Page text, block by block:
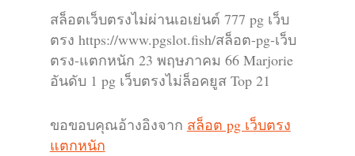
สล็อตเว็บตรงไม่ผ่านเอเย่นต์ 777 pg เว็บ
ตรง https://www.pgslot.fish/สล็อต-pg-เว็บ
ตรง-แตกหนัก 23 พฤษภาคม 66 Marjorie
อันดับ 1 pg เว็บตรงไม่ล็อคยูส Top 21
ขอขอบคุณอ้างอิงจาก สล็อต pg เว็บตรง
แตกหนัก